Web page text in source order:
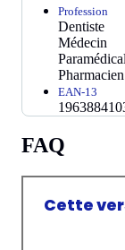
Profession
Dentiste
Médecin
Paramédical
Pharmacien
EAN-13
FAQ
Cette